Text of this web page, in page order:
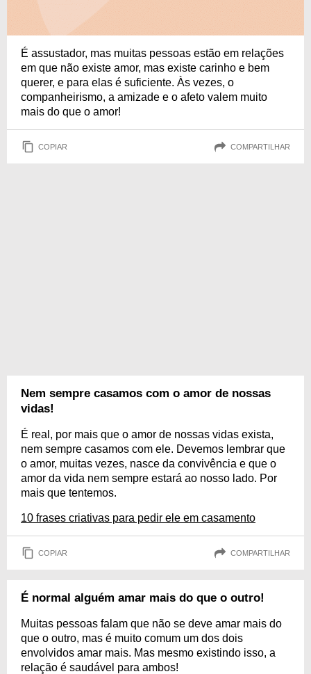
É assustador, mas muitas pessoas estão em relações
em que não existe amor, mas existe carinho e bem
querer, e para elas é suficiente. Às vezes, o
companheirismo, a amizade e o afeto valem muito
mais do que o amor!
COPIAR COMPARTILHAR
Nem sempre casamos com o amor de nossas
vidas!
É real, por mais que o amor de nossas vidas exista,
nem sempre casamos com ele. Devemos lembrar que
o amor, muitas vezes, nasce da convivência e que o
amor da vida nem sempre estará ao nosso lado. Por
mais que tentemos.
10 frases criativas para pedir ele em casamento
COPIAR COMPARTILHAR
É normal alguém amar mais do que o outro!
Muitas pessoas falam que não se deve amar mais do
que o outro, mas é muito comum um dos dois
envolvidos amar mais. Mas mesmo existindo isso, a
relação é saudável para ambos!